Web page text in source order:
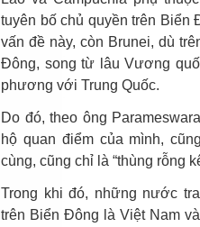
tuyên bố chủ quyền trên Biển
vấn đề này, còn Brunei, dù
Đông, song từ lâu Vương
phương với Trung Quốc.
Do đó, theo ông
hộ quan điểm của mình,
cùng, cũng chỉ là “thùng rỗng
Trong khi đó, những nước
trên Biển Đông là Việt Nam